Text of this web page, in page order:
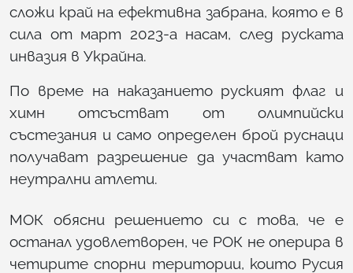
сложи край на ефективна забрана, която е в
сила от март 2023-а насам, след руската
инвазия в Украйна.
По време на наказанието руският флаг и
химн отсъстват от олимпийски
състезания и само определен брой руснаци
получават разрешение да участват като
неутрални атлети.
МОК обясни решението си с това, че е
останал удовлетворен, че РОК не оперира в
четирите спорни територии, които Русия